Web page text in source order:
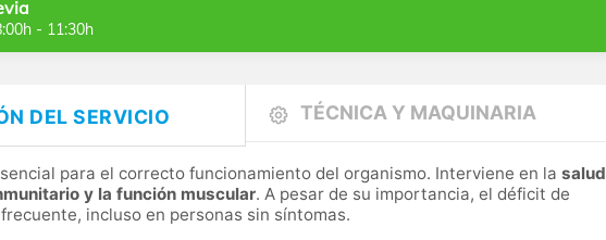
- 11:30h
DEL SERVICIO TÉCNICA Y MAQUINARIA
para el correcto funcionamiento del organismo. Interviene en la salud
y la función muscular. A pesar de su importancia, el déficit de
incluso en personas sin síntomas.